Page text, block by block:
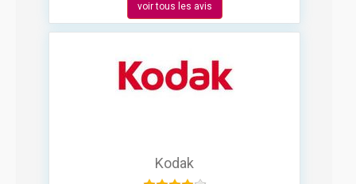
voir tous les avis
Kodak